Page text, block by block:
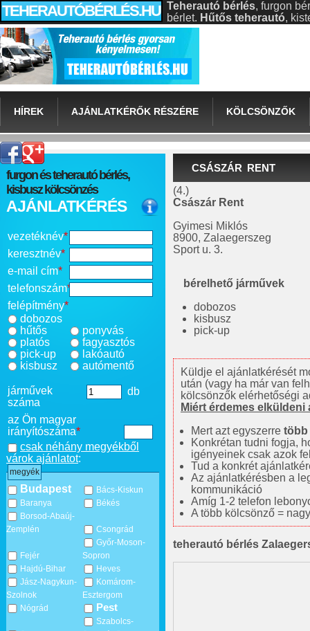
TEHERAUTÓBÉRLÉS.HU Teherautó bérlés, furgon
bérlet. Hűtős teherautó,
HÍREK AJÁNLATKÉRŐK RÉSZÉRE KÖLCSÖNZŐK
furgon és teherautó bérlés,
kisbusz kölcsönzés
AJÁNLATKÉRÉS
vezetéknév*
keresztnév*
e-mail cím*
telefonszám*
felépítmény*
dobozos
hűtős
platós
pick-up
kisbusz
ponyvás
fagyasztós
lakóautó
autómentő
járművek
száma
db
az Ön magyar
irányítószáma*
csak néhány megyékből
várok ajánlatot:
megyék
Budapest
Bács-Kiskun
Baranya
Békés
Borsod-Abaúj-
Zemplén
Csongrád
Fejér
Győr-Moson-
Sopron
Hajdú-Bihar
Heves
Jász-Nagykun-
Szolnok
Komárom-
Esztergom
Nógrád
Pest
Szabolcs-
CSÁSZÁR RENT
(4.)
Császár Rent
Gyimesi Miklós
8900, Zalaegerszeg
Sport u. 3.
bérelhető járművek
dobozos
kisbusz
pick-up
Küldje el ajánlatkérését
után (vagy ha már van
kölcsönzők elérhetőségi
Miért érdemes
Mert azt egyszerre több
Konkrétan tudni fogja,
igényeinek csak azok
Tud a konkrét
Az ajánlatkérésben a
kommunikáció
Amíg 1-2 telefon
A több kölcsönző =
teherautó bérlés